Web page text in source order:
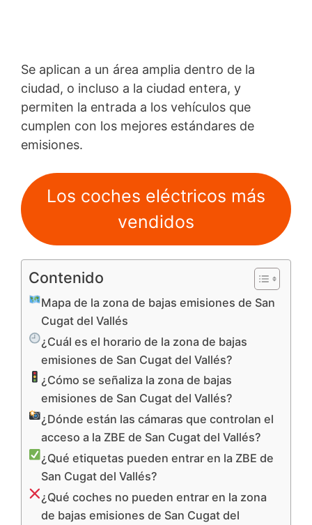
Se aplican a un área amplia dentro de la
ciudad, o incluso a la ciudad entera, y
permiten la entrada a los vehículos que
cumplen con los mejores estándares de
emisiones.
Los coches eléctricos más
vendidos
Contenido
Mapa de la zona de bajas emisiones de San
Cugat del Vallés
¿Cuál es el horario de la zona de bajas
emisiones de San Cugat del Vallés?
¿Cómo se señaliza la zona de bajas
emisiones de San Cugat del Vallés?
¿Dónde están las cámaras que controlan el
acceso a la ZBE de San Cugat del Vallés?
¿Qué etiquetas pueden entrar en la ZBE de
San Cugat del Vallés?
¿Qué coches no pueden entrar en la zona
de bajas emisiones de San Cugat del